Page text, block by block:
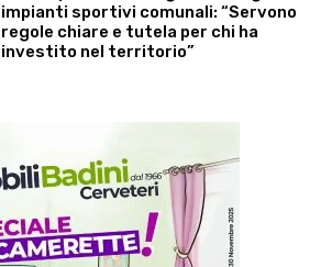
impianti sportivi comunali: “Servono
regole chiare e tutela per chi ha
investito nel territorio”